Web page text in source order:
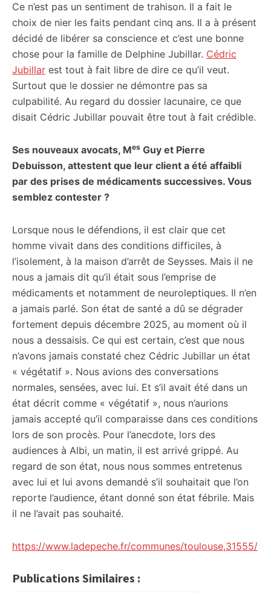
Ce n’est pas un sentiment de trahison. Il a fait le
choix de nier les faits pendant cinq ans. Il a à présent
décidé de libérer sa conscience et c’est une bonne
chose pour la famille de Delphine Jubillar. Cédric
Jubillar est tout à fait libre de dire ce qu’il veut.
Surtout que le dossier ne démontre pas sa
culpabilité. Au regard du dossier lacunaire, ce que
disait Cédric Jubillar pouvait être tout à fait crédible.
Ses nouveaux avocats, Mes Guy et Pierre
Debuisson, attestent que leur client a été affaibli
par des prises de médicaments successives. Vous
semblez contester ?
Lorsque nous le défendions, il est clair que cet
homme vivait dans des conditions difficiles, à
l’isolement, à la maison d’arrêt de Seysses. Mais il ne
nous a jamais dit qu’il était sous l’emprise de
médicaments et notamment de neuroleptiques. Il n’en
a jamais parlé. Son état de santé a dû se dégrader
fortement depuis décembre 2025, au moment où il
nous a dessaisis. Ce qui est certain, c’est que nous
n’avons jamais constaté chez Cédric Jubillar un état
« végétatif ». Nous avions des conversations
normales, sensées, avec lui. Et s’il avait été dans un
état décrit comme « végétatif », nous n’aurions
jamais accepté qu’il comparaisse dans ces conditions
lors de son procès. Pour l’anecdote, lors des
audiences à Albi, un matin, il est arrivé grippé. Au
regard de son état, nous nous sommes entretenus
avec lui et lui avons demandé s’il souhaitait que l’on
reporte l’audience, étant donné son état fébrile. Mais
il ne l’avait pas souhaité.
https://www.ladepeche.fr/communes/toulouse,31555/
Publications Similaires :